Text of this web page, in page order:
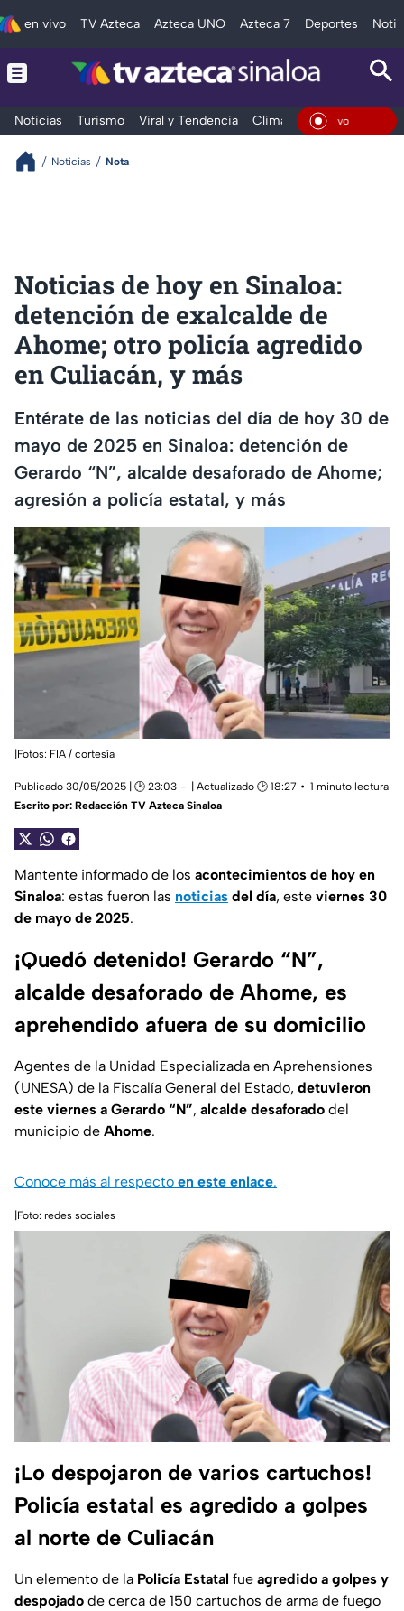
en vivo TV Azteca Azteca UNO Azteca 7 Deportes
Noticias Turismo Viral y Tendencia Clima Deportes En
Noticias Nota
Noticias de hoy en Sinaloa:
detención de exalcalde de
Ahome; otro policía agredido
en Culiacán, y más
Entérate de las noticias del día de hoy 30 de
mayo de 2025 en Sinaloa: detención de
Gerardo “N”, alcalde desaforado de Ahome;
agresión a policía estatal, y más
|Fotos: FIA / cortesía
Publicado 30/05/2025 | 🕑 23:03 | Actualizado 🕑 18:27
1 minuto lectura
Escrito por: Redacción TV Azteca Sinaloa
Mantente informado de los acontecimientos de hoy en
Sinaloa: estas fueron las noticias del día, este viernes 30
de mayo de 2025.
¡Quedó detenido! Gerardo “N”,
alcalde desaforado de Ahome, es
aprehendido afuera de su domicilio
Agentes de la Unidad Especializada en Aprehensiones
(UNESA) de la Fiscalía General del Estado, detuvieron
este viernes a Gerardo “N”, alcalde desaforado del
municipio de Ahome.
Conoce más al respecto en este enlace.
|Foto: redes sociales
¡Lo despojaron de varios cartuchos!
Policía estatal es agredido a golpes
al norte de Culiacán
Un elemento de la Policía Estatal fue agredido a golpes y
despojado de cerca de 150 cartuchos de arma de fuego